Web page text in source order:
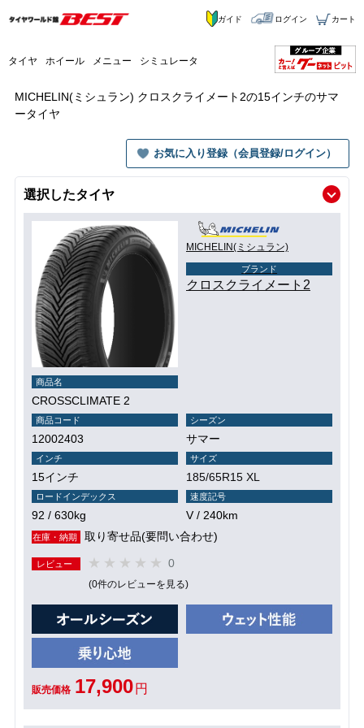
タイヤ ホイール メニュー シミュレータ
ガイド ログイン カート
MICHELIN(ミシュラン) クロスクライメート2の15インチのサマ
ータイヤ
お気に入り登録（会員登録/ログイン）
選択したタイヤ
MICHELIN(ミシュラン)
ブランド
クロスクライメート2
商品名
CROSSCLIMATE 2
商品コード
12002403
シーズン
サマー
インチ
15インチ
サイズ
185/65R15 XL
ロードインデックス
92 / 630kg
速度記号
V / 240km
在庫・納期 取り寄せ品(要問い合わせ)
レビュー 0
(0件のレビューを見る)
販売価格 17,900 円